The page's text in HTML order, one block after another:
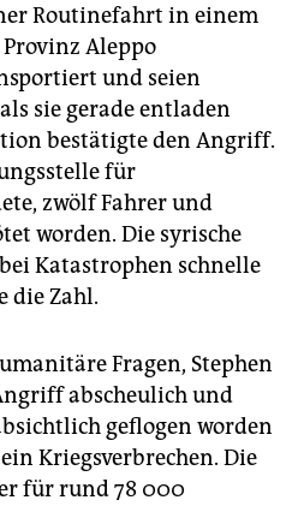
Routinefahrt in einem
Aleppo
und seien
sie gerade entladen
bestätigte den Angriff.
für
zwölf Fahrer und
worden. Die syrische
Katastrophen schnelle
die Zahl.
Fragen, Stephen
abscheulich und
geflogen worden
Kriegsverbrechen. Die
für rund 78 000